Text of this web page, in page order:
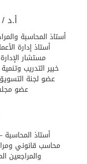
أ.د
أستاذ المحاسبة
أستاذ إدارة
مستشار
خبير التدريب
عضو لجنة
عضو
أستاذ
محاسب قانوني
والمراجعين